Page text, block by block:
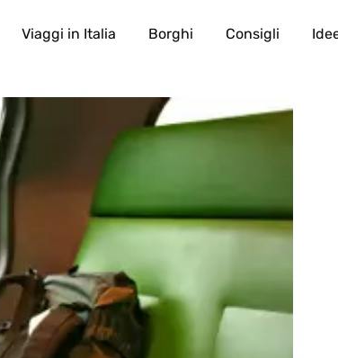
Viaggi in Italia Borghi Consigli